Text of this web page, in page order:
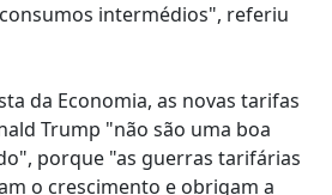
intermédios", referiu
da Economia, as novas tarifas
Trump "não são uma boa
porque "as guerras tarifárias
o crescimento e obrigam a